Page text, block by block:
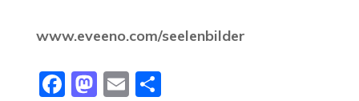
www.eveeno.com/seelenbilder
Facebook
Mastodon
EmailTeilen